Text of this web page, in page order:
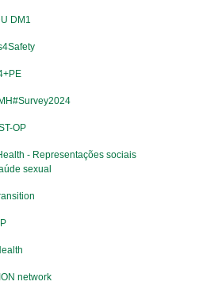
DM1
OP
- Representações sociais
sexual
network